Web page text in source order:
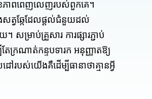
ភាពពេញលេញរបស់ពួកគេ។
ត្វឆ្កែដែលផ្តល់ជំនួយដល់
សម្រាប់គ្រួសារ ការផ្សារភ្ជាប់
ក្រណាត់កន្ទបទារក អនុញ្ញាតឱ្យ
ៅរបស់យើងគឺដើម្បីធានាថាគ្មានអ្វី